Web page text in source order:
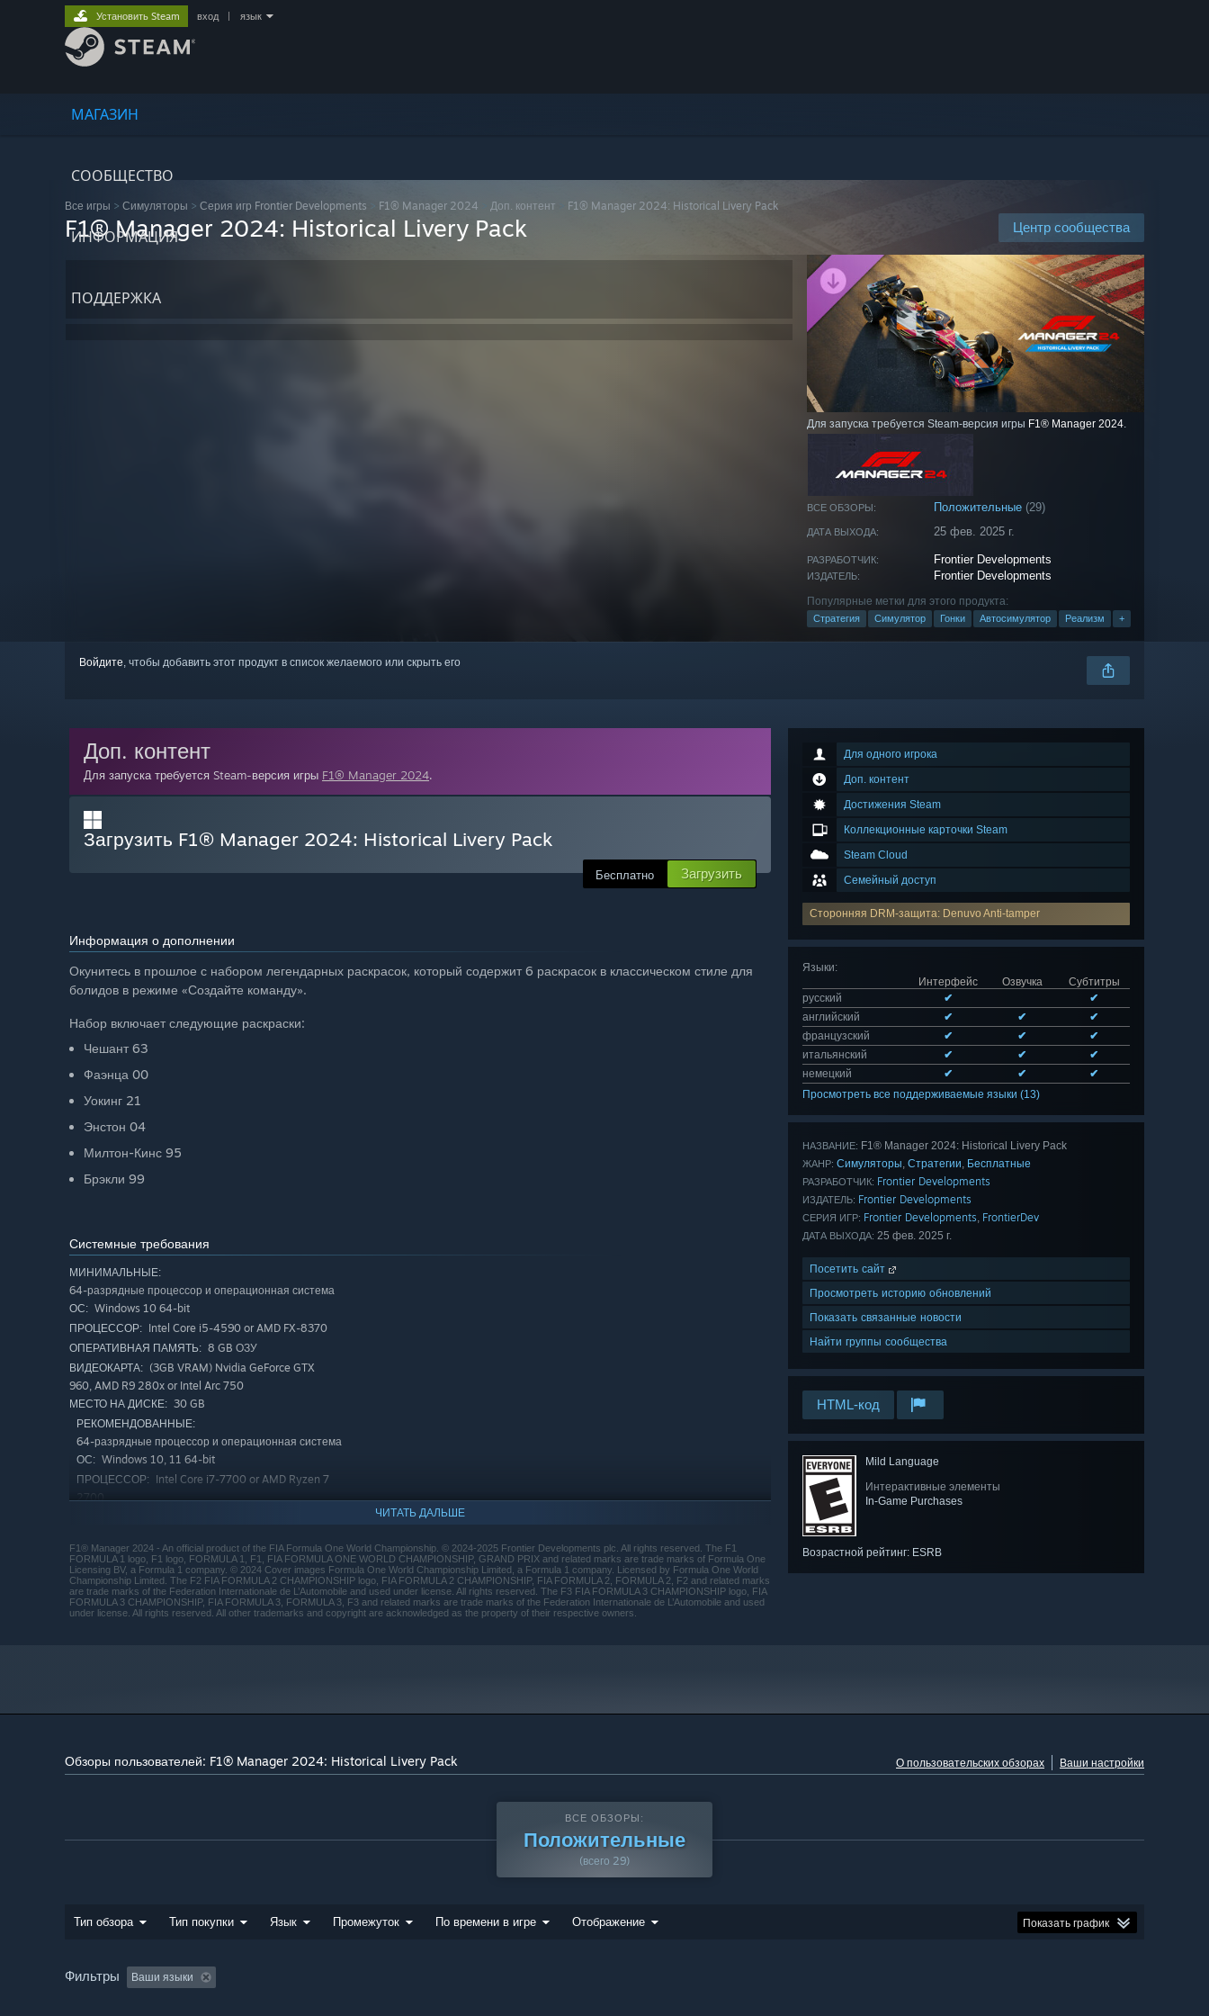
МАГАЗИН
СООБЩЕСТВО
ИНФОРМАЦИЯ
ПОДДЕРЖКА
Установить Steam вход язык
Все игры > Симуляторы > Серия игр Frontier Developments F1® Manager 2024 Доп. контент F1® Manager 2024: Historical Livery Pack
Центр сообщества
F1® Manager 2024: Historical Livery Pack
Для запуска требуется Steam-версия игры F1® Manager 2024.
ВСЕ ОБЗОРЫ: Положительные (29)
ДАТА ВЫХОДА: 25 фев. 2025 г.
РАЗРАБОТЧИК: Frontier Developments
ИЗДАТЕЛЬ: Frontier Developments
Популярные метки для этого продукта:
Стратегия Симулятор Гонки Автосимулятор Реализм +
Войдите, чтобы добавить этот продукт в список желаемого или скрыть его
Для одного игрока
Доп. контент
Достижения Steam
Коллекционные карточки Steam
Steam Cloud
Семейный доступ
Сторонняя DRM-защита: Denuvo Anti-tamper
Языки:
Интерфейс
Озвучка
Субтитры
русский
✔
✔
английский
✔ ✔
✔
французский
✔ ✔
✔
итальянский
✔ ✔
✔
немецкий
✔ ✔
✔
Просмотреть все поддерживаемые языки (13)
НАЗВАНИЕ: F1® Manager 2024: Historical Livery Pack
ЖАНР: Симуляторы, Стратегии, Бесплатные
РАЗРАБОТЧИК: Frontier Developments
ИЗДАТЕЛЬ: Frontier Developments
СЕРИЯ ИГР: Frontier Developments, FrontierDev
ДАТА ВЫХОДА: 25 фев. 2025 г.
Посетить сайт
Просмотреть историю обновлений
Показать связанные новости
Найти группы сообщества
HTML-код
Mild Language
Интерактивные элементы
In-Game Purchases
Возрастной рейтинг: ESRB
Доп. контент
Для запуска требуется Steam-версия игры F1® Manager 2024.
Загрузить F1® Manager 2024: Historical Livery Pack
Бесплатно Загрузить
Информация о дополнении
Окунитесь в прошлое с набором легендарных раскрасок, который содержит 6 раскрасок в классическом стиле для
болидов в режиме «Создайте команду».
Набор включает следующие раскраски:
Чешант 63
Фаэнца 00
Уокинг 21
Энстон 04
Милтон-Кинс 95
Брэкли 99
Системные требования
МИНИМАЛЬНЫЕ:
64-разрядные процессор и операционная система
ОС: Windows 10 64-bit
ПРОЦЕССОР: Intel Core i5-4590 or AMD FX-8370
ОПЕРАТИВНАЯ ПАМЯТЬ: 8 GB ОЗУ
ВИДЕОКАРТА: (3GB VRAM) Nvidia GeForce GTX
960, AMD R9 280x or Intel Arc 750
МЕСТО НА ДИСКЕ: 30 GB
РЕКОМЕНДОВАННЫЕ:
64-разрядные процессор и операционная система
ОС: Windows 10, 11 64-bit
ПРОЦЕССОР:
Intel Core i7-7700 or AMD Ryzen 7
2700
Radeon RX 580 or Intel Arc 770
МЕСТО НА ДИСКЕ: 30 GB
ЧИТАТЬ ДАЛЬШЕ
F1® Manager 2024 - An official product of the FIA Formula One World Championship. © 2024-2025 Frontier Developments plc. All rights reserved. The F1
FORMULA 1 logo, F1 logo, FORMULA 1, F1, FIA FORMULA ONE WORLD CHAMPIONSHIP, GRAND PRIX and related marks are trade marks of Formula One
Licensing BV, a Formula 1 company. © 2024 Cover images Formula One World Championship Limited, a Formula 1 company. Licensed by Formula One World
Championship Limited. The F2 FIA FORMULA 2 CHAMPIONSHIP logo, FIA FORMULA 2 CHAMPIONSHIP, FIA FORMULA 2, FORMULA 2, F2 and related marks
are trade marks of the Federation Internationale de L’Automobile and used under license. All rights reserved. The F3 FIA FORMULA 3 CHAMPIONSHIP logo, FIA
FORMULA 3 CHAMPIONSHIP, FIA FORMULA 3, FORMULA 3, F3 and related marks are trade marks of the Federation Internationale de L’Automobile and used
under license. All rights reserved. All other trademarks and copyright are acknowledged as the property of their respective owners.
Обзоры пользователей: F1® Manager 2024: Historical Livery Pack О пользовательских обзорах Ваши настройки
ВСЕ ОБЗОРЫ:
Положительные
(всего 29)
Тип обзора Тип покупки Язык Промежуток По времени в игре Отображение Показать график
Фильтры Ваши языки